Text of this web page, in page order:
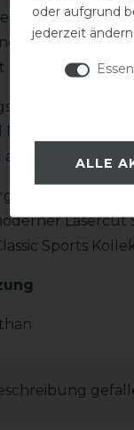
Ausziehen.
werden.
für eine
Sports
oder aufgrund
jederzeit
ALLE